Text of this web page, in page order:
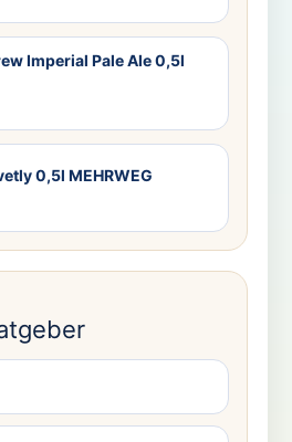
Imperial Pale Ale 0,5l
0,5l MEHRWEG